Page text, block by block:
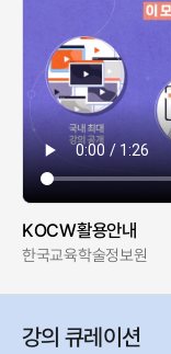
KOCW활용안내
한국교육학술정보원
강의 큐레이션